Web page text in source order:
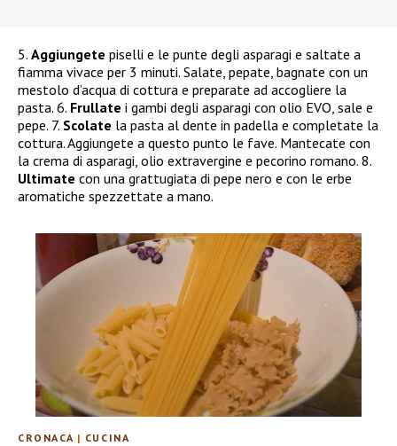
5. Aggiungete piselli e le punte degli asparagi e saltate a
fiamma vivace per 3 minuti. Salate, pepate, bagnate con un
mestolo d’acqua di cottura e preparate ad accogliere la
pasta. 6. Frullate i gambi degli asparagi con olio EVO, sale e
pepe. 7. Scolate la pasta al dente in padella e completate la
cottura. Aggiungete a questo punto le fave. Mantecate con
la crema di asparagi, olio extravergine e pecorino romano. 8.
Ultimate con una grattugiata di pepe nero e con le erbe
aromatiche spezzettate a mano.
CRONACA | CUCINA